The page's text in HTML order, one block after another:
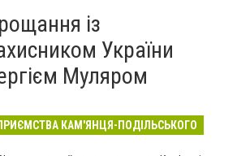
із
України
Муляром
КАМ'ЯНЦЯ-ПОДІЛЬСЬКОГО